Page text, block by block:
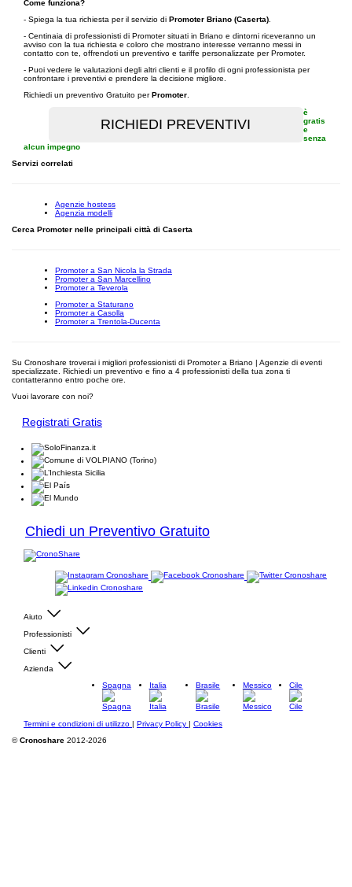
Come funziona?
- Spiega la tua richiesta per il servizio di Promoter Briano (Caserta)
- Centinaia di professionisti di Promoter situati in Briano e dintorni riceveranno un
avviso con la tua richiesta e coloro che mostrano interesse verranno messi in
contatto con te, offrendoti un preventivo e tariffe personalizzate per Promoter.
- Puoi vedere le valutazioni degli altri clienti e il profilo di ogni professionista per
confrontare i preventivi e prendere la decisione migliore.
Richiedi un preventivo Gratuito perPromoter
è
gratis
e
senza
alcun impegno
Servizi correlati
Agenzie hostess
Agenzia modelli
Cerca Promoter nelle principali città di Caserta
Promoter a San Nicola la Strada
Promoter a San Marcellino
Promoter a Teverola
Promoter a Staturano
Promoter a Casolla
Promoter a Trentola-Ducenta
Su Cronoshare troverai i migliori professionisti di Promoter a Briano | Agenzie di eventi
specializzate. Richiedi un preventivo e fino a 4 professionisti della tua zona ti
contatteranno entro poche ore.
Vuoi lavorare con noi?
Registrati Gratis
Chiedi un Preventivo Gratuito
Aiuto
Professionisti
Clienti
Azienda
Spagna
Italia Brasile Messico Cile
Termini e condizioni di utilizzo | Privacy Policy | Cookies
©Cronoshare 2012-2026